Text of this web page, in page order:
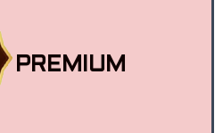
PREMIUM